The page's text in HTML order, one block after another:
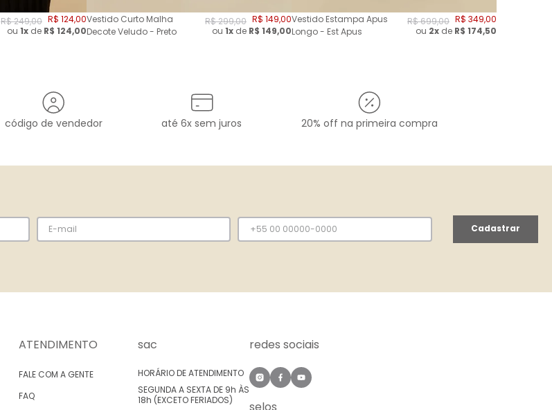
R$249,00 R$ 124,00
ou 1x de R$ 124,00
Vestido Curto Malha
Decote Veludo - Preto
R$299,00 R$ 149,00
ou 1x de R$ 149,00
Vestido Estampa Apus
Longo - Est Apus
R$699,00 R$ 349,00
ou 2x de R$ 174,50
código de vendedor até 6x sem juros 20% off na primeira compra
Cadastrar
ATENDIMENTO
FALE COM A GENTE
FAQ
sac
HORÁRIO DE ATENDIMENTO
SEGUNDA A SEXTA DE 9h ÀS
18h (EXCETO FERIADOS)
redes sociais